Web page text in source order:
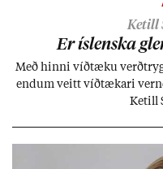
Ketill
Er ís­lenska
Með hinni víð­tæku
end­um veitt víð­tæk­ari
Ketill